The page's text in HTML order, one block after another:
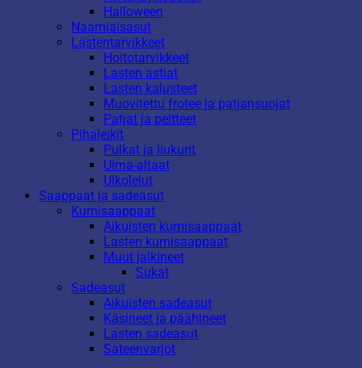
Halloween
Naamiaisasut
Lastentarvikkeet
Hoitotarvikkeet
Lasten astiat
Lasten kalusteet
Muovitettu frotee ja patjansuojat
Patjat ja peitteet
Pihaleikit
Pulkat ja liukurit
Uima-altaat
Ulkolelut
Saappaat ja sadeasut
Kumisaappaat
Aikuisten kumisaappaat
Lasten kumisaappaat
Muut jalkineet
Sukat
Sadeasut
Aikuisten sadeasut
Käsineet ja päähineet
Lasten sadeasut
Sateenvarjot